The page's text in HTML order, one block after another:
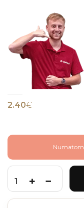
2.40€
produkto kiekis: Nivo